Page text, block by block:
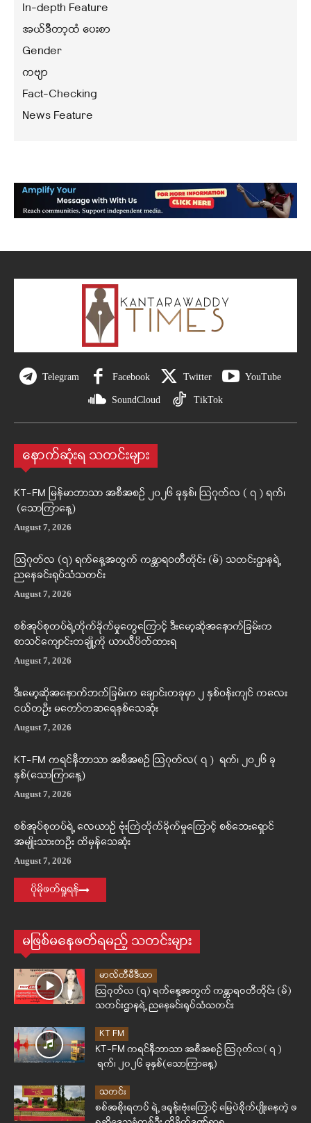
In-depth Feature
အယ်ဒီတာ့ထံ ပေးစာ
Gender
ကဗျာ
Fact-Checking
News Feature
Telegram Facebook Twitter YouTube
SoundCloud TikTok
နောက်ဆုံးရ သတင်းများ
KT-FM မြန်မာဘာသာ အစီအစဉ် ၂၀၂၆ ခုနှစ်၊ ဩဂုတ်လ ( ၇ ) ရက်၊
(သောကြာနေ့)
August 7, 2026
ဩဂုတ်လ (၇) ရက်နေ့အတွက် ကန္တာရဝတီတိုင်း (မ်) သတင်းဌာနရဲ့
ညနေခင်းရုပ်သံသတင်း
August 7, 2026
စစ်အုပ်စုတပ်ရဲ့တိုက်ခိုက်မှုတွေကြောင့် ဒီးမော့ဆိုအနောက်ခြမ်းက
စာသင်ကျောင်းတချို့ကို ယာယီပိတ်ထားရ
August 7, 2026
ဒီးမော့ဆိုအနောက်ဘက်ခြမ်းက ချောင်းတခုမှာ ၂ နှစ်ဝန်းကျင် ကလေး
ငယ်တဦး မတော်တဆရေနစ်သေဆုံး
August 7, 2026
KT-FM ကရင်နီဘာသာ အစီအစဉ် ဩဂုတ်လ( ၇ ) ရက်၊ ၂၀၂၆ ခု
နှစ်(သောကြာနေ့)
August 7, 2026
စစ်အုပ်စုတပ်ရဲ့ လေယာဉ် ဗုံးကြဲတိုက်ခိုက်မှုကြောင့် စစ်ဘေးရှောင်
အမျိုးသားတဦး ထိမှန်သေဆုံး
August 7, 2026
ပိုမိုဖတ်ရှုရန်
မဖြစ်မနေဖတ်ရမည့် သတင်းများ
မာလ်တီမီဒီယာ
ဩဂုတ်လ (၇) ရက်နေ့အတွက် ကန္တာရဝတီတိုင်း (မ်)
သတင်းဌာနရဲ့ ညနေခင်းရုပ်သံသတင်း
KT FM
KT-FM ကရင်နီဘာသာ အစီအစဉ် ဩဂုတ်လ( ၇ )
ရက်၊ ၂၀၂၆ ခုနှစ်(သောကြာနေ့)
သတင်း
စစ်အစိုးရတပ် ရဲ့ ဒရုန်းဗုံးကြောင့် မြေပဲစိုက်ပျိုးနေတဲ့ ဖ